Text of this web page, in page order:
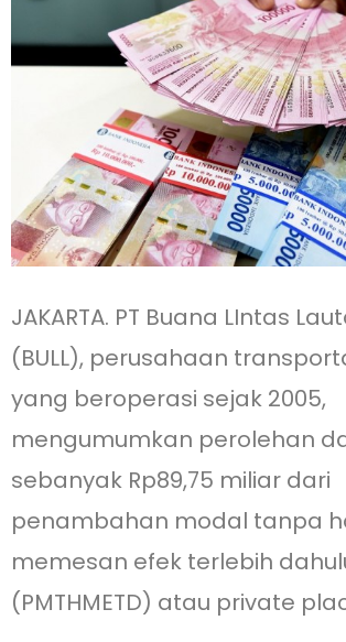
JAKARTA. PT Buana LIntas
(BULL), perusahaan
yang beroperasi sejak 2005,
mengumumkan perolehan
sebanyak Rp89,75 miliar dari
penambahan modal tanpa
memesan efek terlebih
(PMTHMETD) atau private